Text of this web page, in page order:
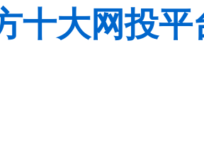
十大网投平